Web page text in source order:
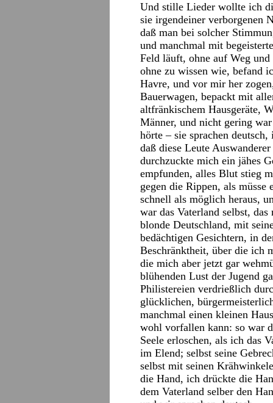
Und stille Lieder wollte ich
sie irgendeiner verborgenen
daß man bei solcher
und manchmal mit
Feld läuft, ohne auf Weg und
ohne zu wissen wie, befand
Havre, und vor mir her
Bauerwagen, bepackt mit
altfränkischem Hausgeräte,
Männer, und nicht gering
hörte – sie sprachen
daß diese Leute
durchzuckte mich ein jähes
empfunden, alles Blut stieg
gegen die Rippen, als müsse
schnell als möglich heraus,
war das Vaterland selbst,
blonde Deutschland, mit
bedächtigen Gesichtern, in
Beschränktheit, über die ich
die mich aber jetzt gar
blühenden Lust der Jugend
Philistereien verdrießlich
glücklichen,
manchmal einen kleinen
wohl vorfallen kann: so war
Seele erloschen, als ich das
im Elend; selbst seine
selbst mit seinen
die Hand, ich drückte die
dem Vaterland selber den